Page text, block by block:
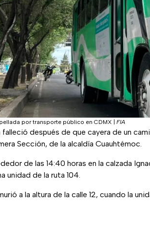
por transporte público en CDMX FIA
falleció después de que cayera de un
Sección, de la alcaldía Cuauhtémoc.
de las 14:40 horas en la calzada
unidad de la ruta 104.
a la altura de la calle 12, cuando la